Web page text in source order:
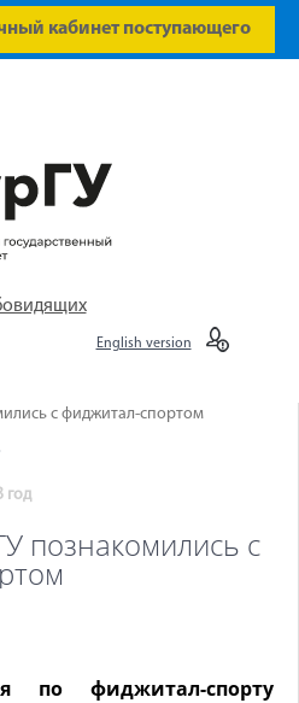
кабинет поступающего
English version
с фиджитал-спортом
год
познакомились с
по фиджитал-спорту